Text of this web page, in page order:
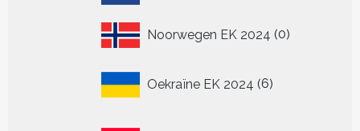
Noorwegen EK 2024 00
Oekraïne EK 2024 6
producten